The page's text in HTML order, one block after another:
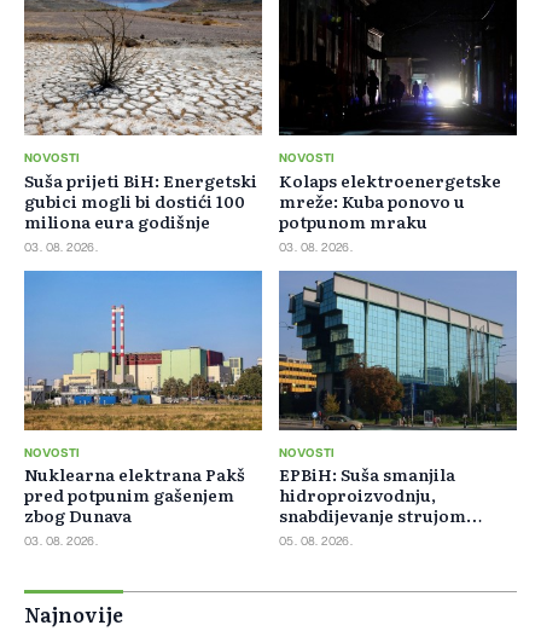
NOVOSTI
Suša prijeti BiH: Energetski
gubici mogli bi dostići 100
miliona eura godišnje
03. 08. 2026.
NOVOSTI
Kolaps elektroenergetske
mreže: Kuba ponovo u
potpunom mraku
03. 08. 2026.
NOVOSTI
Nuklearna elektrana Pakš
pred potpunim gašenjem
zbog Dunava
03. 08. 2026.
NOVOSTI
EPBiH: Suša smanjila
hidroproizvodnju,
snabdijevanje strujom
ostaje stabilno
05. 08. 2026.
Najnovije